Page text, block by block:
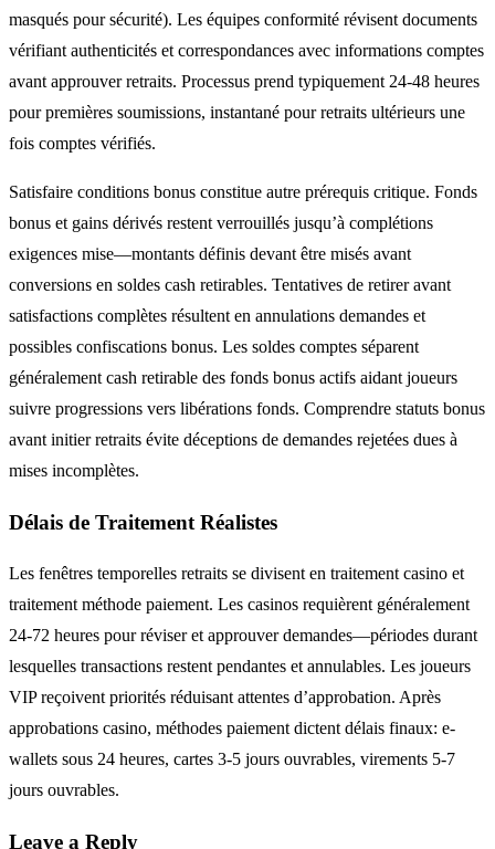
masqués pour sécurité). Les équipes conformité révisent documents
vérifiant authenticités et correspondances avec informations comptes
avant approuver retraits. Processus prend typiquement 24-48 heures
pour premières soumissions, instantané pour retraits ultérieurs une
fois comptes vérifiés.
Satisfaire conditions bonus constitue autre prérequis critique. Fonds
bonus et gains dérivés restent verrouillés jusqu’à complétions
exigences mise—montants définis devant être misés avant
conversions en soldes cash retirables. Tentatives de retirer avant
satisfactions complètes résultent en annulations demandes et
possibles confiscations bonus. Les soldes comptes séparent
généralement cash retirable des fonds bonus actifs aidant joueurs
suivre progressions vers libérations fonds. Comprendre statuts bonus
avant initier retraits évite déceptions de demandes rejetées dues à
mises incomplètes.
Délais de Traitement Réalistes
Les fenêtres temporelles retraits se divisent en traitement casino et
traitement méthode paiement. Les casinos requièrent généralement
24-72 heures pour réviser et approuver demandes—périodes durant
lesquelles transactions restent pendantes et annulables. Les joueurs
VIP reçoivent priorités réduisant attentes d’approbation. Après
approbations casino, méthodes paiement dictent délais finaux: e-
wallets sous 24 heures, cartes 3-5 jours ouvrables, virements 5-7
jours ouvrables.
Leave a Reply